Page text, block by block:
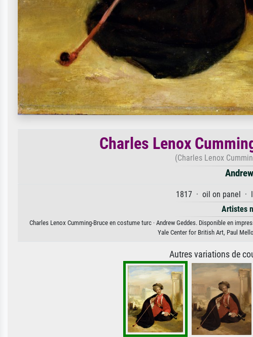
Charles Lenox
(Charles Lenox
1817 · oil on panel ·
Artistes
Charles Lenox Cumming-Bruce en costume turc · Andrew Geddes. Disponible en
Yale Center for British Art, Paul
Autres variations de